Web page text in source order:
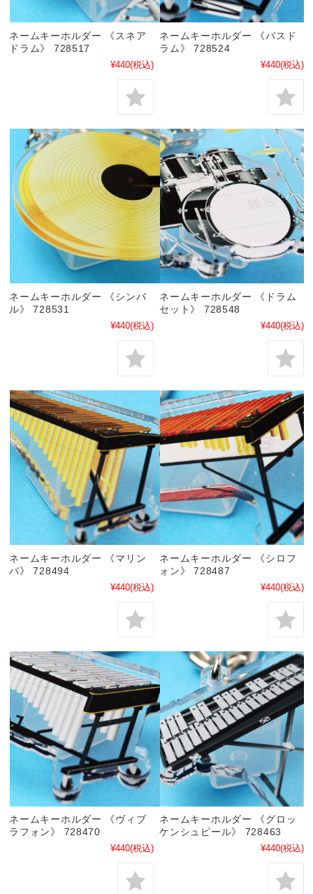
ネームキーホルダー 《スネア
ドラム》 728517
¥440(税込)
ネームキーホルダー 《バスド
ラム》 728524
¥440(税込)
ネームキーホルダー 《シンバ
ル》 728531
¥440(税込)
ネームキーホルダー 《ドラム
セット》 728548
¥440(税込)
ネームキーホルダー 《マリン
バ》 728494
¥440(税込)
ネームキーホルダー 《シロフ
ォン》 728487
¥440(税込)
ネームキーホルダー 《ヴィブ
ラフォン》 728470
¥440(税込)
ネームキーホルダー 《グロッ
ケンシュピール》 728463
¥440(税込)